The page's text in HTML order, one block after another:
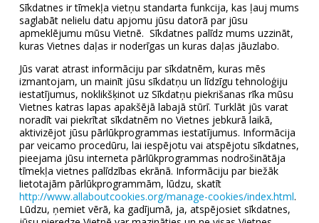
Sīkdatnes ir tīmekļa vietņu standarta funkcija, kas ļauj mums
saglabāt nelielu datu apjomu jūsu datorā par jūsu
apmeklējumu mūsu Vietnē. Sīkdatnes palīdz mums uzzināt,
kuras Vietnes daļas ir noderīgas un kuras daļas jāuzlabo.
Jūs varat atrast informāciju par sīkdatnēm, kuras mēs
izmantojam, un mainīt jūsu sīkdatņu un līdzīgu tehnoloģiju
iestatījumus, noklikšķinot uz Sīkdatņu piekrišanas rīka mūsu
Vietnes katras lapas apakšējā labajā stūrī. Turklāt jūs varat
noradīt vai piekrītat sīkdatnēm no Vietnes jebkurā laikā,
aktivizējot jūsu pārlūkprogrammas iestatījumus. Informācija
par veicamo procedūru, lai iespējotu vai atspējotu sīkdatnes,
pieejama jūsu interneta pārlūkprogrammas nodrošinātāja
tīmekļa vietnes palīdzības ekrānā. Informāciju par biežāk
lietotajām pārlūkprogrammām, lūdzu, skatīt
http://www.allaboutcookies.org/manage-cookies/index.html.
Lūdzu, ņemiet vērā, ka gadījumā, ja, atspējosiet sīkdatnes,